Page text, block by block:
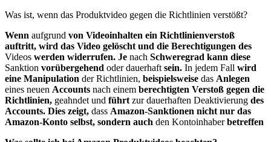
Was ist, wenn das Produktvideo gegen die Richtlinien verstößt?
Wenn aufgrund von Videoinhalten ein Richtlinienverstoß
auftritt, wird das Video gelöscht und die Berechtigungen des
Videos werden widerrufen. Je nach Schweregrad kann diese
Sanktion vorübergehend oder dauerhaft sein. In jedem Fall wird
eine Manipulation der Richtlinien, beispielsweise das Anlegen
eines neuen Accounts nach einem berechtigten Verstoß gegen die
Richtlinien, geahndet und führt zur dauerhaften Deaktivierung des
Accounts. Dies zeigt, dass Amazon-Sanktionen nicht nur das
Amazon-Konto selbst, sondern auch den Kontoinhaberbetreffen